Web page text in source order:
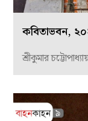
কবিতাভবন,
শ্রীকুমার